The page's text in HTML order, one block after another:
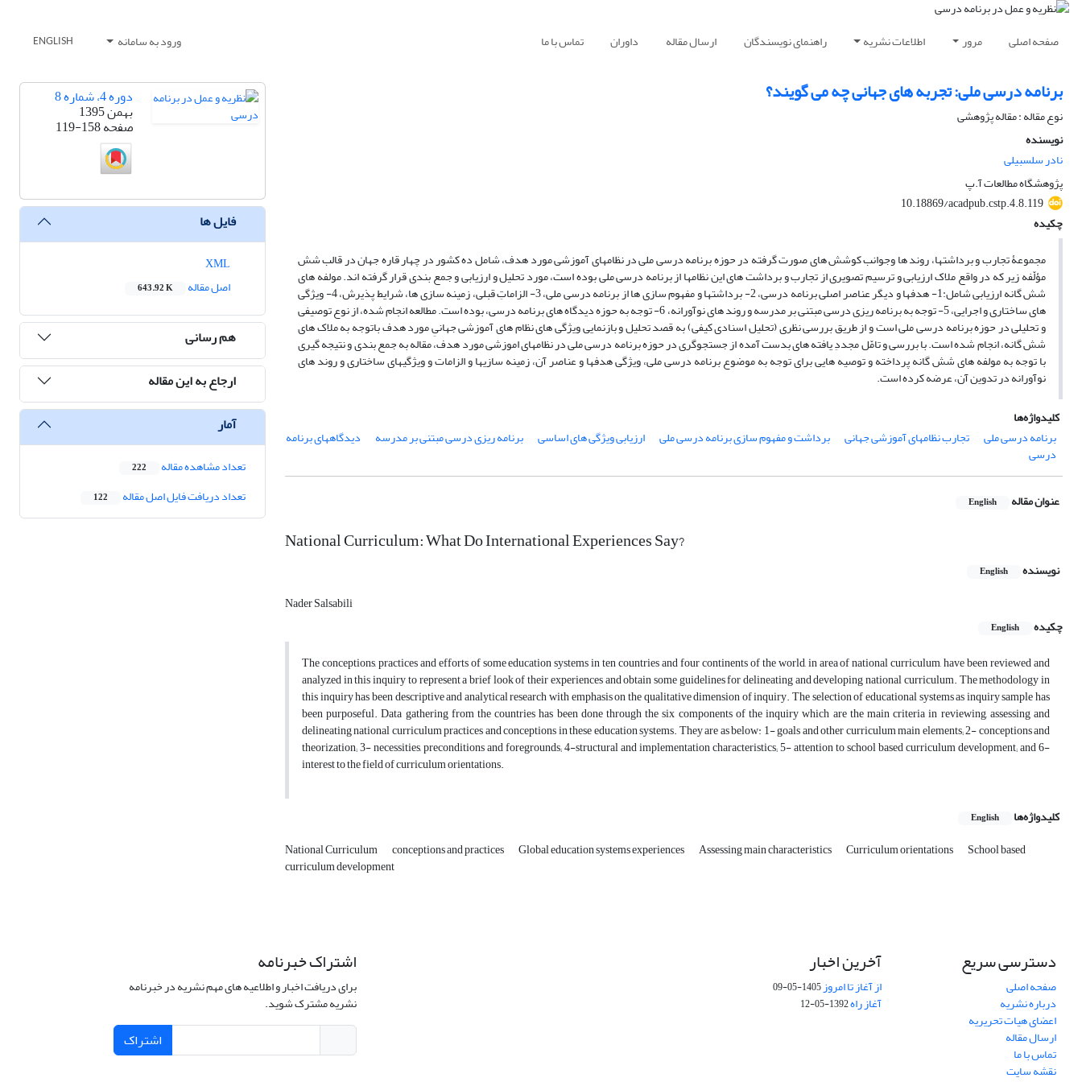
صفحه اصلی مرور اطلاعات نشریه راهنمای نویسندگان ارسال مقاله داوران تماس با ما ورود به سامانه ENGLISH
برنامه درسی ملی: تجربه های جهانی چه می گویند؟
نوع مقاله : مقاله پژوهشی
نویسنده
نادر سلسبیلی
پژوهشگاه مطالعات آ.پ
‎10.18869/acadpub.cstp.4.8.119
چکیده
مجموعۀ تجارب و برداشتها، روند ها وجوانب کوشش های صورت گرفته در حوزه برنامه درسی ملی در نظامهای آموزشی مورد هدف، شامل ده کشور در چهار قاره جهان در قالب شش
مؤلّفه زیر که در واقع ملاک ارزیابی و ترسیم تصویری از تجارب و برداشت های این نظامها از برنامه درسی ملی بوده است، مورد تحلیل و ارزیابی و جمع بندی قرار گرفته اند. مولفه های
شش گانه ارزیابی شامل:1- هدفها و دیگر عناصر اصلی برنامه درسی، 2- برداشتها و مفهوم سازی ها از برنامه درسی ملی، 3- الزاماتِ قبلی، زمینه سازی ها، شرایط پذیرش، 4- ویژگی
های ساختاری و اجرایی، 5- توجه به برنامه ریزی درسی مبتنی بر مدرسه و روند های نوآورانه، 6- توجه به حوزه دیدگاه های برنامه درسی، بوده است. مطالعه انجام شده، از نوع توصیفی
و تحلیلی در حوزه برنامه درسی ملی است و از طریق بررسی نظری (تحلیل اسنادی کیفی) به قصد تحلیل و بازنمایی ویژگی های نظام های آموزشی جهانیِ مورد هدف باتوجه به ملاک های
شش گانه، انجام شده است. با بررسی و تامّل مجددِ یافته های بدست آمده از جستجوگری در حوزه برنامه درسی ملی در نظامهای اموزشی مورد هدف، مقاله به جمع بندی و نتیجه گیری
با توجه به مولفه های شش گانه پرداخته و توصیه هایی برای توجه به موضوع برنامه درسی ملی، ویژگی هدفها و عناصر آن، ‌زمینه سازیها و الزامات و ویژگیهای ساختاری و روند های
نوآورانه در تدوین آن، عرضه کرده است.
کلیدواژه‌ها
برنامه درسی ملی
تجارب نظامهای آموزشی جهانی برداشت و مفهوم سازی برنامه درسی ملی ارزیابی ویژگی های اساسی برنامه ریزی درسی مبتنی بر مدرسه دیدگاههای برنامه
درسی
عنوان مقاله English
National Curriculum: What Do International Experiences Say?
نویسنده English
Nader Salsabili
چکیده
English
The conceptions, practices and efforts of some education systems in ten countries and four continents of the world, in area of national curriculum, have been reviewed and
analyzed in this inquiry to represent a brief look of their experiences and obtain some guidelines for delineating and developing national curriculum. The methodology in
this inquiry has been descriptive and analytical research with emphasis on the qualitative dimension of inquiry. The selection of educational systems as inquiry sample has
been purposeful. Data gathering from the countries has been done through the six components of the inquiry which are the main criteria in reviewing, assessing and
delineating national curriculum practices and conceptions in these education systems. They are as below: 1- goals and other curriculum main elements; 2- conceptions and
theorization; 3- necessities, preconditions and foregrounds; 4-structural and implementation characteristics; 5- attention to school based curriculum development; and 6-
interest to the field of curriculum orientations.
کلیدواژه‌ها English
National Curriculum conceptions and practices Global education systems experiences Assessing main characteristics Curriculum orientations School based
curriculum development
دوره 4، شماره 8
بهمن 1395
صفحه119-158
فایل ها
اصل مقاله
643.92 K
هم رسانی
ارجاع به این مقاله
آمار
تعداد مشاهده مقاله 222
تعداد دریافت فایل اصل مقاله 122
دسترسی سریع
صفحه اصلی
درباره نشریه
اعضای هیات تحریریه
ارسال مقاله
تماس با ما
نقشه سایت
آخرین اخبار
از آغاز تا امروز1405-05-09
آغاز راه1392-05-12
اشتراک خبرنامه
برای دریافت اخبار و اطلاعیه های مهم نشریه در خبرنامه
نشریه مشترک شوید.
اشتراک